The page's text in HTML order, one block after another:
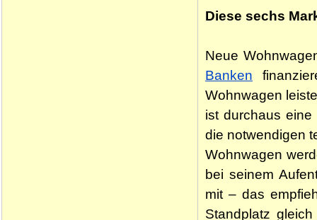
Diese sechs
Neue
Banken
Wohnwagen
ist durchaus
die notwendigen
Wohnwagen
bei seinem
mit – das
Standplatz